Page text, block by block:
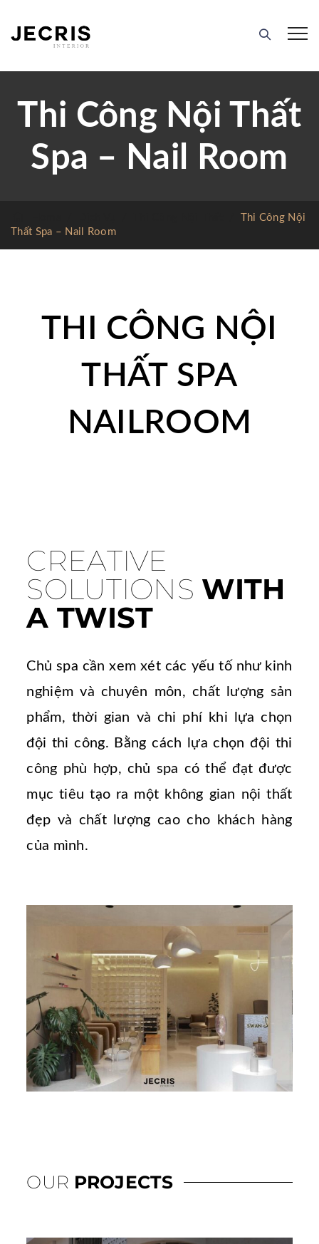
Thi Công Nội Thất
Spa – Nail Room
Thi Công Nội
Thất Spa – Nail Room
THI CÔNG NỘI
THẤT SPA
NAILROOM
CREATIVE
SOLUTIONS WITH
A TWIST
Chủ spa cần xem xét các yếu tố như kinh
nghiệm và chuyên môn, chất lượng sản
phẩm, thời gian và chi phí khi lựa chọn
đội thi công. Bằng cách lựa chọn đội thi
công phù hợp, chủ spa có thể đạt được
mục tiêu tạo ra một không gian nội thất
đẹp và chất lượng cao cho khách hàng
của mình.
OUR PROJECTS